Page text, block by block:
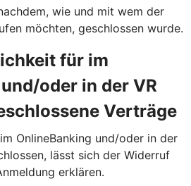
wie und mit wem der
möchten, geschlossen wurde.
für im
oder in der VR
Verträge
OnlineBanking und/oder in der
lässt sich der Widerruf
erklären.